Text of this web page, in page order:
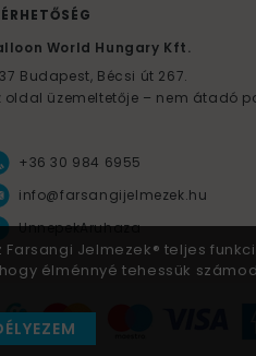
World Hungary Kft.
Budapest, Bécsi út 267.
oldal üzemeltetője – nem átadó
+36 30 984 6955
info@farsangijelmezek.hu
UnnepekAruhaza
Jelmezek® teljes
élménnyé tehessük